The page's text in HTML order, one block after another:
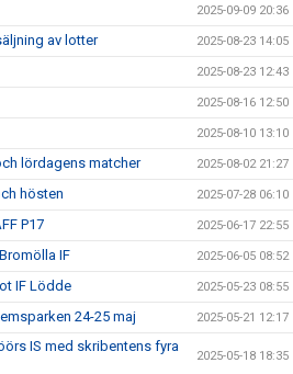
2025-09-09 20:36
av lotter 2025-08-23 14:05
2025-08-23 12:43
2025-08-16 12:50
2025-08-10 13:10
lördagens matcher 2025-08-02 21:27
hösten 2025-07-28 06:10
P17 2025-06-17 22:55
IF 2025-06-05 08:52
IF Lödde 2025-05-23 08:55
24-25 maj 2025-05-21 12:17
IS med skribentens fyra
2025-05-18 18:35